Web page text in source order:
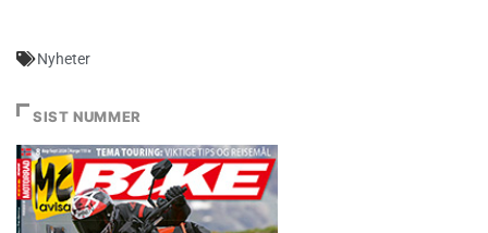
Nyheter
SIST NUMMER